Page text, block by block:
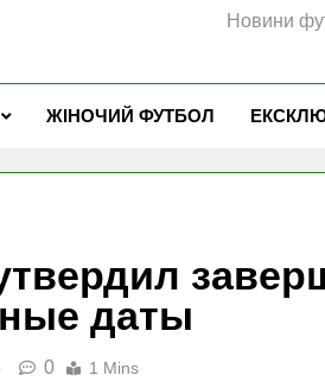
Новини
ЖІНОЧИЙ ФУТБОЛ
даты
0 1 Mins